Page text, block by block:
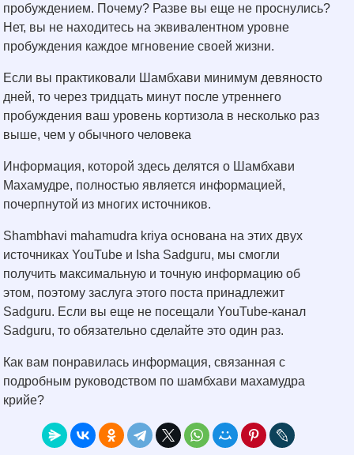
пробуждением. Почему? Разве вы еще не проснулись?
Нет, вы не находитесь на эквивалентном уровне
пробуждения каждое мгновение своей жизни.
Если вы практиковали Шамбхави минимум девяносто
дней, то через тридцать минут после утреннего
пробуждения ваш уровень кортизола в несколько раз
выше, чем у обычного человека
Информация, которой здесь делятся о Шамбхави
Махамудре, полностью является информацией,
почерпнутой из многих источников.
Shambhavi mahamudra kriya основана на этих двух
источниках YouTube и Isha Sadguru, мы смогли
получить максимальную и точную информацию об
этом, поэтому заслуга этого поста принадлежит
Sadguru. Если вы еще не посещали YouTube-канал
Sadguru, то обязательно сделайте это один раз.
Как вам понравилась информация, связанная с
подробным руководством по шамбхави махамудра
крийе?